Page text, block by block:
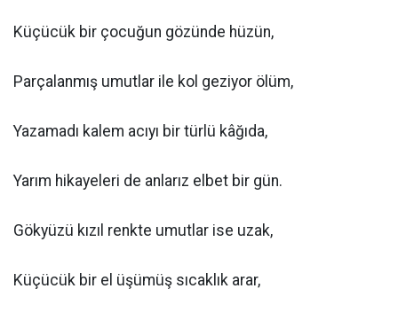
Küçücük bir çocuğun gözünde hüzün,
Parçalanmış umutlar ile kol geziyor ölüm,
Yazamadı kalem acıyı bir türlü kâğıda,
Yarım hikayeleri de anlarız elbet bir gün.
Gökyüzü kızıl renkte umutlar ise uzak,
Küçücük bir el üşümüş sıcaklık arar,